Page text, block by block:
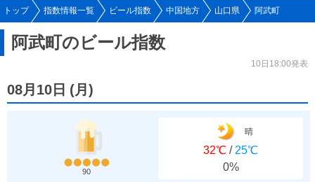
トップ 指数情報一覧 ビール指数 中国地方 山口県 阿武町
阿武町のビール指数
10日18:00発表
08月10日 (月 )
90
晴
32℃ / 25℃
0%